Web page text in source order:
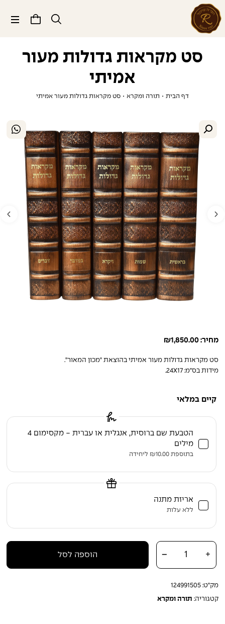
תפריט
סט מקראות גדולות מעור
אמיתי
דף הבית • תורה ומקרא • סט מקראות גדולות מעור אמיתי
מחיר: ₪1,850.00
סט מקראות גדולות מעור אמיתי בהוצאת "מכון המאור".
מידות בס"מ: 24X17.
קיים במלאי
הטבעת שם ברוסית, אנגלית או עברית - מקסימום 4
מילים
בתוספת ₪10.00 ליחידה
אריזת מתנה
ללא עלות
כמות של סט מקראות גדולות מעור אמיתי
+
- הוספה לסל
מק"ט: 124991505
קטגוריה: תורה ומקרא